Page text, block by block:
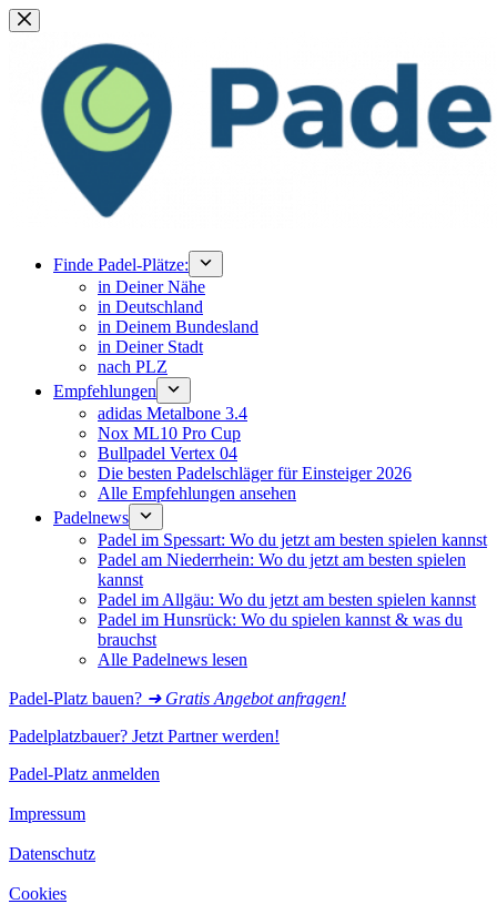
Zum
Inhalt
springen
Finde Padel-Plätze:
in Deiner Nähe
in Deutschland
in Deinem Bundesland
in Deiner Stadt
nach PLZ
Empfehlungen
adidas Metalbone 3.4
Nox ML10 Pro Cup
Bullpadel Vertex 04
Die besten Padelschläger für Einsteiger 2026
Alle Empfehlungen ansehen
Padelnews
Padel im Spessart: Wo du jetzt am besten spielen kannst
Padel am Niederrhein: Wo du jetzt am besten spielen
kannst
Padel im Allgäu: Wo du jetzt am besten spielen kannst
Padel im Hunsrück: Wo du spielen kannst & was du
brauchst
Alle Padelnews lesen
Padel-Platz bauen? ➜ Gratis Angebot anfragen!
Padelplatzbauer? Jetzt Partner werden!
Padel-Platz anmelden
Impressum
Datenschutz
Cookies